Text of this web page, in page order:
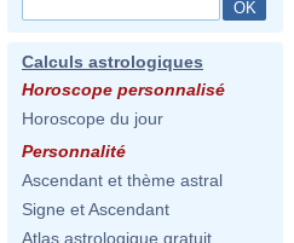
Calculs astrologiques
Horoscope personnalisé
Horoscope du jour
Personnalité
Ascendant et thème astral
Signe et Ascendant
Atlas astrologique gratuit